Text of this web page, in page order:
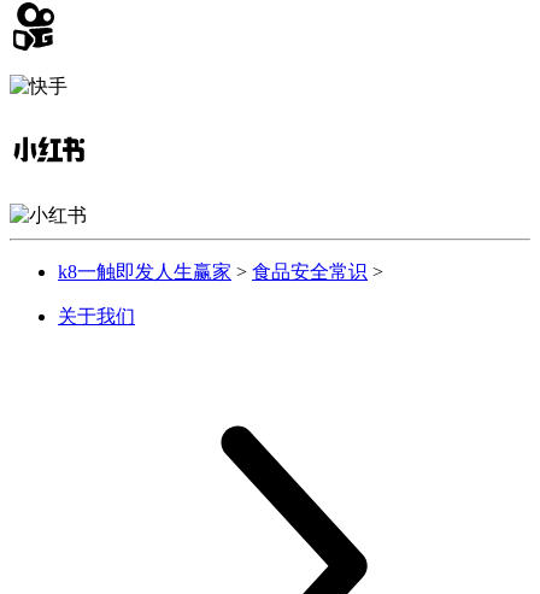
k8一触即发人生赢家 > 食品安全常识 >
关于我们